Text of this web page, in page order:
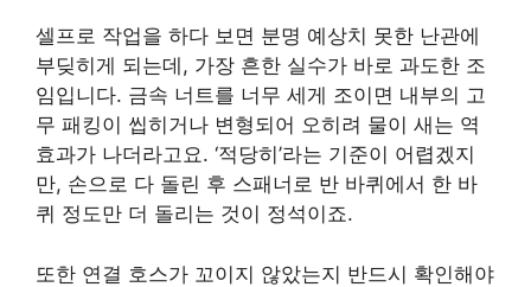
셀프로 작업을 하다 보면 분명 예상치 못한 난관에
부딪히게 되는데, 가장 흔한 실수가 바로 과도한 조
임입니다. 금속 너트를 너무 세게 조이면 내부의 고
무 패킹이 씹히거나 변형되어 오히려 물이 새는 역
효과가 나더라고요. ‘적당히’라는 기준이 어렵겠지
만, 손으로 다 돌린 후 스패너로 반 바퀴에서 한 바
퀴 정도만 더 돌리는 것이 정석이죠.
또한 연결 호스가 꼬이지 않았는지 반드시 확인해야